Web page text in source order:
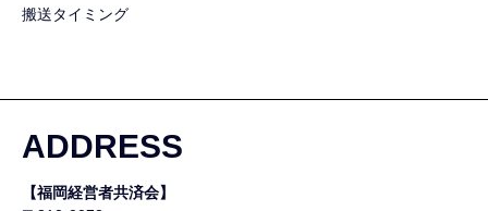
搬送タイミング
ADDRESS
【福岡経営者共済会】